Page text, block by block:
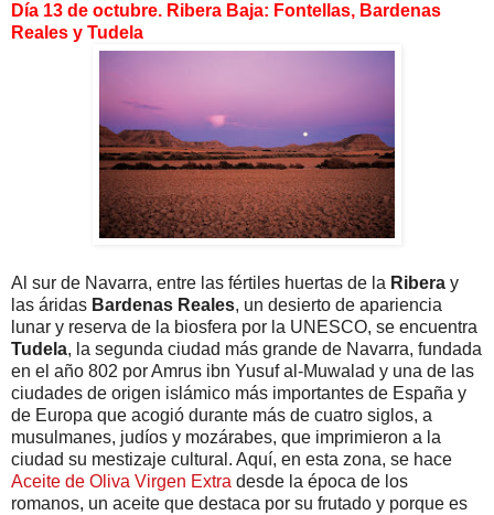
Día 13 de octubre. Ribera Baja: Fontellas, Bardenas
Reales y Tudela
Al sur de Navarra, entre las fértiles huertas de la Ribera y
las áridas Bardenas Reales, un desierto de apariencia
lunar y reserva de la biosfera por la UNESCO, se encuentra
Tudela, la segunda ciudad más grande de Navarra, fundada
en el año 802 por Amrus ibn Yusuf al-Muwalad y una de las
ciudades de origen islámico más importantes de España y
de Europa que acogió durante más de cuatro siglos, a
musulmanes, judíos y mozárabes, que imprimieron a la
ciudad su mestizaje cultural. Aquí, en esta zona, se hace
Aceite de Oliva Virgen Extra desde la época de los
romanos, un aceite que destaca por su frutado y porque es